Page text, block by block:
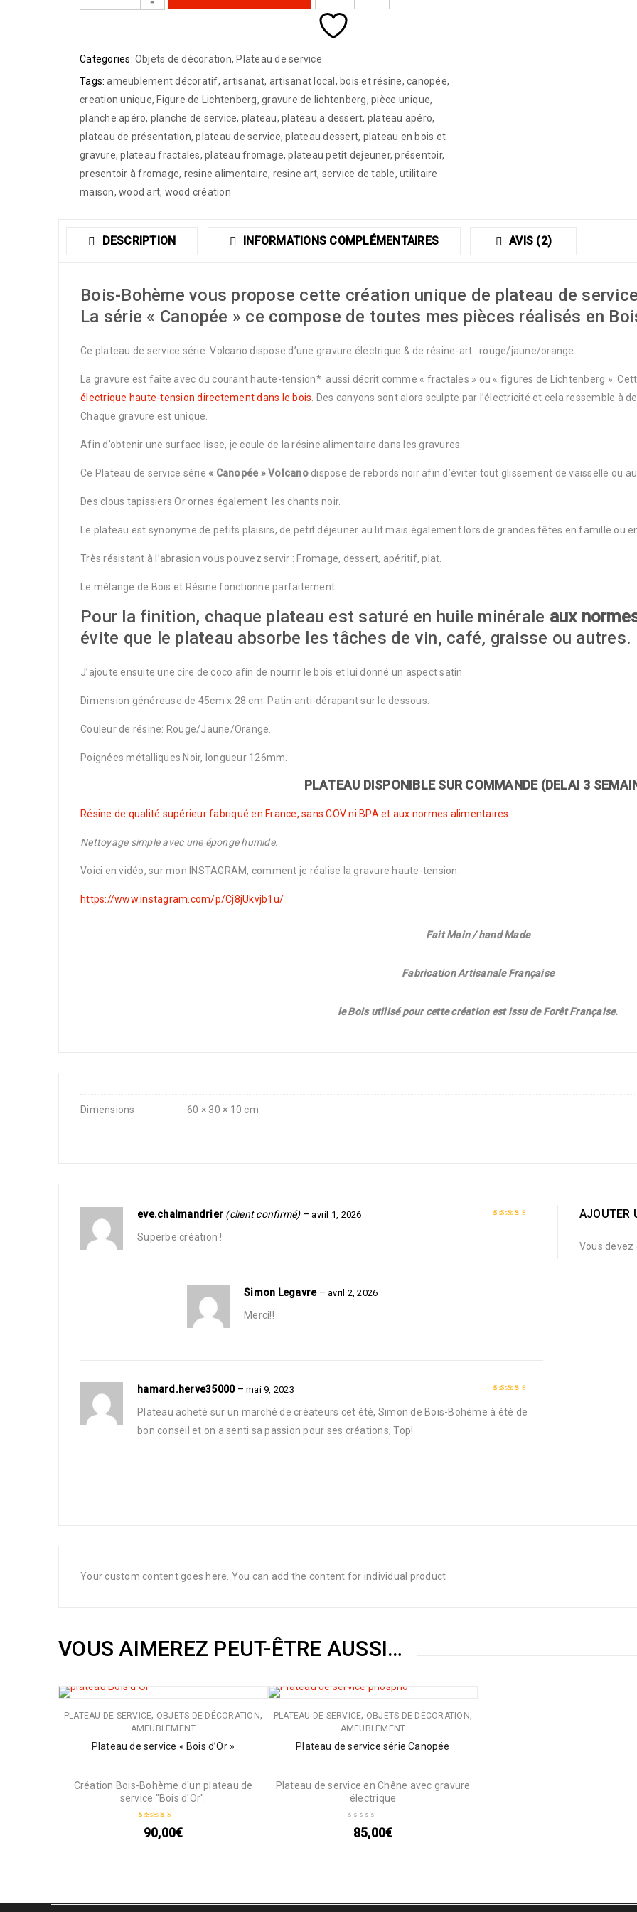
Categories: Objets de décoration, Plateau de service
Tags: ameublement décoratif, artisanat, artisanat local , bois et résine, canopée,
creation unique, Figure de Lichtenberg, gravure de lichtenberg, pièce unique,
planche apéro, planche de service, plateau, plateau a dessert, plateau apéro,
plateau de présentation,plateau de service,plateau dessert, plateau en bois et
gravure,plateau fractales, plateau fromage,plateau petit dejeuner,présentoir,
presentoir à fromage, resine alimentaire, resine art, service de table, utilitaire
maison, wood art, wood création
DESCRIPTION INFORMATIONS COMPLÉMENTAIRES AVIS (2)
Bois-Bohème vous propose cette création unique de plateau de
La série « Canopée » ce compose de toutes mes pièces réalisés en
Ce plateau de service série Volcano dispose d’une gravure électrique & de résine-art : rouge/jaune/orange.
La gravure est faîte avec du courant haute-tension* aussi décrit comme « fractales » ou « figures de Lichtenberg ».
électrique haute-tension directement dans le bois . Des canyons sont alors sculpte par l’électricité et cela ressemble à
Chaque gravure est unique.
Afin d’obtenir une surface lisse, je coule de la résine alimentaire dans les gravures.
Ce Plateau de service série « Canopée » Volcanodispose de rebords noir afin d’éviter tout glissement de vaisselle ou
Des clous tapissiers Or ornes également les chants noir.
Le plateau est synonyme de petits plaisirs, de petit déjeuner au lit mais également lors de grandes fêtes en famille ou
Très résistant à l’abrasion vous pouvez servir : Fromage, dessert, apéritif, plat.
Le mélange de Bois et Résine fonctionne parfaitement.
Pour la finition, chaque plateau est saturé en huile minérale aux
évite que le plateau absorbe les tâches de vin, café, graisse ou autres.
J’ajoute ensuite une cire de coco afin de nourrir le bois et lui donné un aspect satin.
Dimension généreuse de 45cm x 28 cm. Patin anti-dérapant sur le dessous.
Couleur de résine: Rouge/Jaune/Orange.
Poignées métalliques Noir, longueur 126mm.
PLATEAU DISPONIBLE SUR COMMANDE (DELAI 3
Résine de qualité supérieur fabriqué en France, sans COV ni BPA et aux normes alimentaires.
Nettoyage simple avec une éponge humide.
Voici en vidéo, sur mon INSTAGRAM, comment je réalise la gravure haute-tension:
https://www.instagram.com/p/Cj8jUkvjb1u/
Fait Main / hand Made
Fabrication Artisanale Française
le Bois utilisé pour cette création est issu de Forêt Française.
Dimensions 60 × 30 × 10 cm
eve.chalmandrier (client confirmé) – avril 1, 2026
Superbe création !
Simon Legavre – avril 2, 2026
Merci!!
Note5 sur 5
hamard.herve35000 – mai 9, 2023
Plateau acheté sur un marché de créateurs cet été, Simon de Bois-Bohème à été de
bon conseil et on a senti sa passion pour ses créations, Top!
AJOUTER
Vous
Your custom content goes here. You can add the content for individual product
VOUS AIMEREZ PEUT-ÊTRE AUSSI…
PLATEAU DE SERVICE, OBJETS DE DÉCORATION,
AMEUBLEMENT
Plateau de service « Bois d’Or »
Création Bois-Bohème d'un plateau de
service "Bois d'Or".
Note5.00sur 5
90,00€
PLATEAU DE SERVICE, OBJETS DE DÉCORATION,
AMEUBLEMENT
Plateau de service série Canopée
Plateau de service en Chêne avec gravure
électrique
85,00€